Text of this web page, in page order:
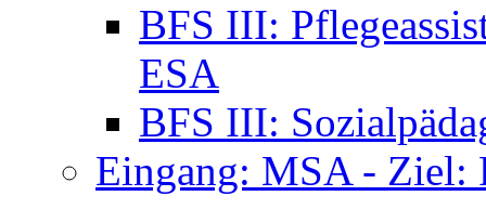
BFS III:
ESA
BFS III:
Eingang: MSA - Ziel: